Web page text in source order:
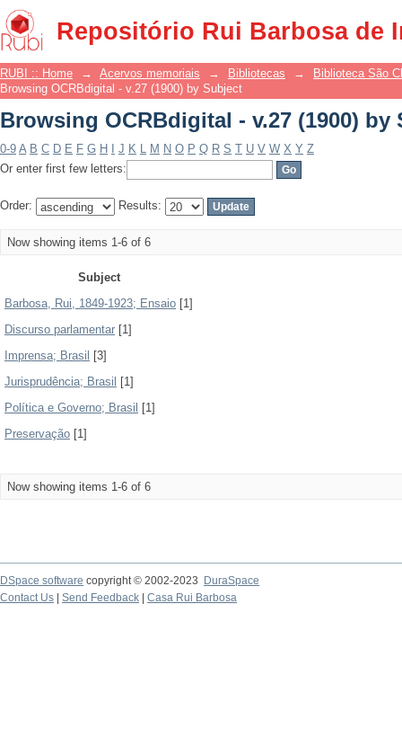
Repositório Rui Barbosa de
Browsing OCRBdigital - v.27 (1900) by
RUBI :: Home → Acervos memoriais → Bibliotecas →
Biblioteca São
Browsing OCRBdigital - v.27 (1900) by Subject
Browsing OCRBdigital - v.27 (1900) by
0-9 A B C D E F G H J K L M N O P Q R S T U V W X Y Z
Or enter first few letters:
Order: Results:
Now showing items 1-6 of 6
Subject
Barbosa, Rui, 1849-1923; Ensaio [1]
Discurso parlamentar [1]
Imprensa; Brasil
[3]
Jurisprudência; Brasil
[1]
Política e Governo; Brasil
[1]
Preservação [1]
Now showing items 1-6 of 6
DSpace software copyright © 2002-2023
DuraSpace
Contact Us
Send Feedback Casa Rui Barbosa